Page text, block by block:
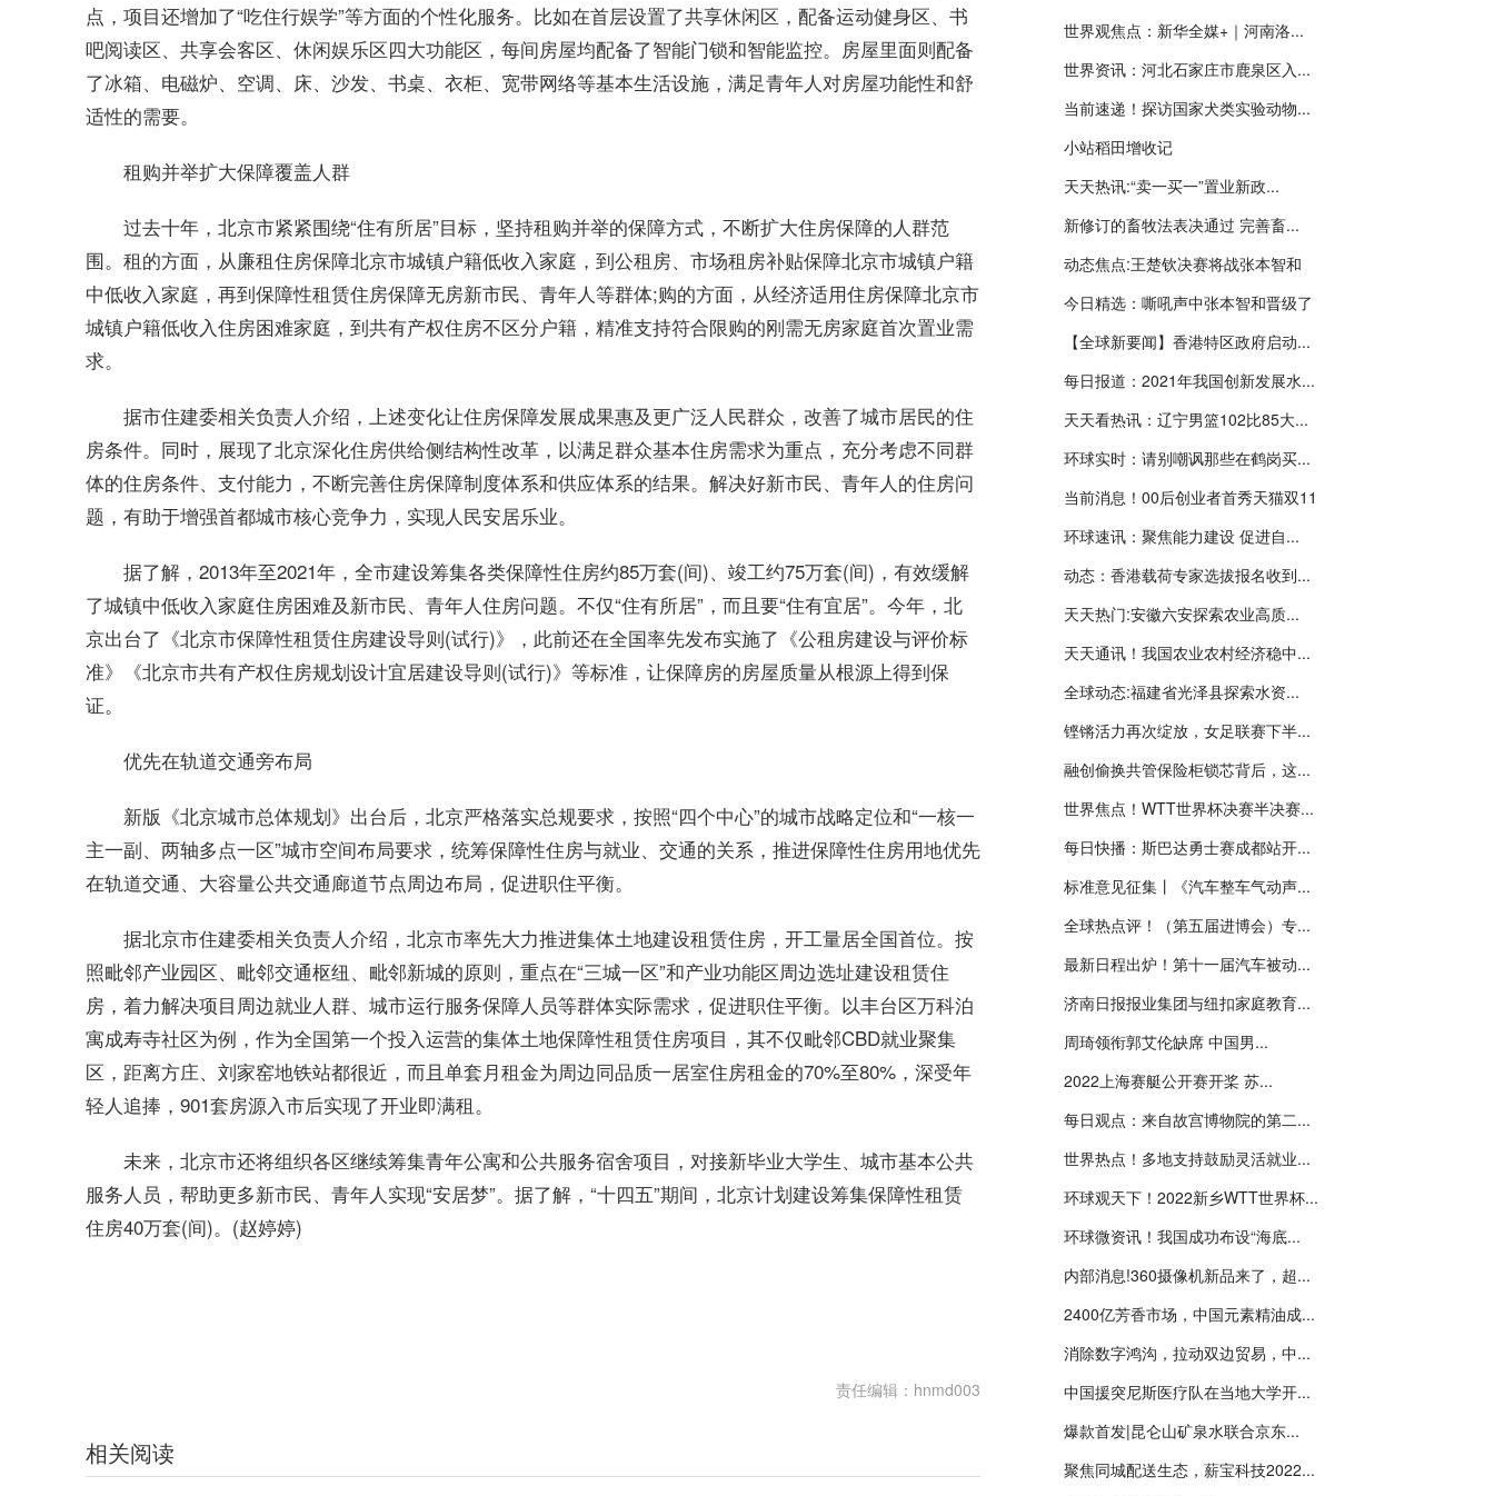
点，项目还增加了“吃住行娱学”等方面的个性化服务。比如在首层设置了共享休闲区，配备运动健身区、书
吧阅读区、共享会客区、休闲娱乐区四大功能区，每间房屋均配备了智能门锁和智能监控。房屋里面则配备
了冰箱、电磁炉、空调、床、沙发、书桌、衣柜、宽带网络等基本生活设施，满足青年人对房屋功能性和舒
适性的需要。
租购并举扩大保障覆盖人群
过去十年，北京市紧紧围绕“住有所居”目标，坚持租购并举的保障方式，不断扩大住房保障的人群范
围。租的方面，从廉租住房保障北京市城镇户籍低收入家庭，到公租房、市场租房补贴保障北京市城镇户籍
中低收入家庭，再到保障性租赁住房保障无房新市民、青年人等群体;购的方面，从经济适用住房保障北京市
城镇户籍低收入住房困难家庭，到共有产权住房不区分户籍，精准支持符合限购的刚需无房家庭首次置业需
求。
据市住建委相关负责人介绍，上述变化让住房保障发展成果惠及更广泛人民群众，改善了城市居民的住
房条件。同时，展现了北京深化住房供给侧结构性改革，以满足群众基本住房需求为重点，充分考虑不同群
体的住房条件、支付能力，不断完善住房保障制度体系和供应体系的结果。解决好新市民、青年人的住房问
题，有助于增强首都城市核心竞争力，实现人民安居乐业。
据了解，2013年至2021年，全市建设筹集各类保障性住房约85万套(间)、竣工约75万套(间)，有效缓解
了城镇中低收入家庭住房困难及新市民、青年人住房问题。不仅“住有所居”，而且要“住有宜居”。今年，北
京出台了《北京市保障性租赁住房建设导则(试行)》，此前还在全国率先发布实施了《公租房建设与评价标
准》《北京市共有产权住房规划设计宜居建设导则(试行)》等标准，让保障房的房屋质量从根源上得到保
证。
优先在轨道交通旁布局
新版《北京城市总体规划》出台后，北京严格落实总规要求，按照“四个中心”的城市战略定位和“一核一
主一副、两轴多点一区”城市空间布局要求，统筹保障性住房与就业、交通的关系，推进保障性住房用地优先
在轨道交通、大容量公共交通廊道节点周边布局，促进职住平衡。
据北京市住建委相关负责人介绍，北京市率先大力推进集体土地建设租赁住房，开工量居全国首位。按
照毗邻产业园区、毗邻交通枢纽、毗邻新城的原则，重点在“三城一区”和产业功能区周边选址建设租赁住
房，着力解决项目周边就业人群、城市运行服务保障人员等群体实际需求，促进职住平衡。以丰台区万科泊
寓成寿寺社区为例，作为全国第一个投入运营的集体土地保障性租赁住房项目，其不仅毗邻CBD就业聚集
区，距离方庄、刘家窑地铁站都很近，而且单套月租金为周边同品质一居室住房租金的70%至80%，深受年
轻人追捧，901套房源入市后实现了开业即满租。
未来，北京市还将组织各区继续筹集青年公寓和公共服务宿舍项目，对接新毕业大学生、城市基本公共
服务人员，帮助更多新市民、青年人实现“安居梦”。据了解，“十四五”期间，北京计划建设筹集保障性租赁
住房40万套(间)。(赵婷婷)
责任编辑：hnmd003
相关阅读
世界观焦点：新华全媒+｜河南洛...
世界资讯：河北石家庄市鹿泉区入...
当前速递！探访国家犬类实验动物...
小站稻田增收记
天天热讯:“卖一买一”置业新政...
新修订的畜牧法表决通过 完善畜...
动态焦点:王楚钦决赛将战张本智和
今日精选：嘶吼声中张本智和晋级了
【全球新要闻】香港特区政府启动...
每日报道：2021年我国创新发展水...
天天看热讯：辽宁男篮102比85大...
环球实时：请别嘲讽那些在鹤岗买...
当前消息！00后创业者首秀天猫双11
环球速讯：聚焦能力建设 促进自...
动态：香港载荷专家选拔报名收到...
天天热门:安徽六安探索农业高质...
天天通讯！我国农业农村经济稳中...
全球动态:福建省光泽县探索水资...
铿锵活力再次绽放，女足联赛下半...
融创偷换共管保险柜锁芯背后，这...
世界焦点！WTT世界杯决赛半决赛...
每日快播：斯巴达勇士赛成都站开...
标准意见征集丨《汽车整车气动声...
全球热点评！（第五届进博会）专...
最新日程出炉！第十一届汽车被动...
济南日报报业集团与纽扣家庭教育...
周琦领衔郭艾伦缺席 中国男...
2022上海赛艇公开赛开桨 苏...
每日观点：来自故宫博物院的第二...
世界热点！多地支持鼓励灵活就业...
环球观天下！2022新乡WTT世界杯...
环球微资讯！我国成功布设“海底...
内部消息!360摄像机新品来了，超...
2400亿芳香市场，中国元素精油成...
消除数字鸿沟，拉动双边贸易，中...
中国援突尼斯医疗队在当地大学开...
爆款首发|昆仑山矿泉水联合京东...
聚焦同城配送生态，薪宝科技2022...